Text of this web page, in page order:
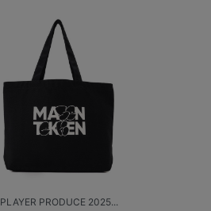
PLAYER PRODUCE 2025...